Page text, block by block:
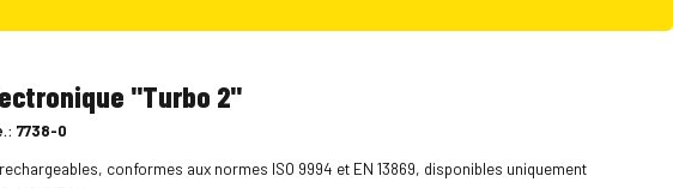
"Turbo 2"
7738-0
conformes aux normes ISO 9994 et EN 13869, disponibles uniquement